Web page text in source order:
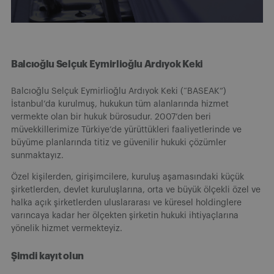
Balcıoğlu Selçuk Eymirlioğlu Ardıyok Keki
Balcıoğlu Selçuk Eymirlioğlu Ardıyok Keki (“BASEAK”)
İstanbul’da kurulmuş, hukukun tüm alanlarında hizmet
vermekte olan bir hukuk bürosudur. 2007’den beri
müvekkillerimize Türkiye’de yürüttükleri faaliyetlerinde ve
büyüme planlarında titiz ve güvenilir hukuki çözümler
sunmaktayız.
Özel kişilerden, girişimcilere, kuruluş aşamasındaki küçük
şirketlerden, devlet kuruluşlarına, orta ve büyük ölçekli özel ve
halka açık şirketlerden uluslararası ve küresel holdinglere
varıncaya kadar her ölçekten şirketin hukuki ihtiyaçlarına
yönelik hizmet vermekteyiz.
Şimdi kayıt olun